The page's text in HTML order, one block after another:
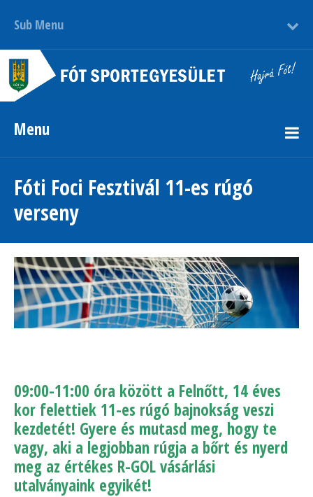
Sub Menu
Menu
Fóti Foci Fesztivál 11-es rúgó
verseny
09:00-11:00 óra között a Felnőtt, 14 éves
kor felettiek 11-es rúgó bajnokság veszi
kezdetét! Gyere és mutasd meg, hogy te
vagy, aki a legjobban rúgja a bőrt és nyerd
meg az értékes R-GOL vásárlási
utalványaink egyikét!